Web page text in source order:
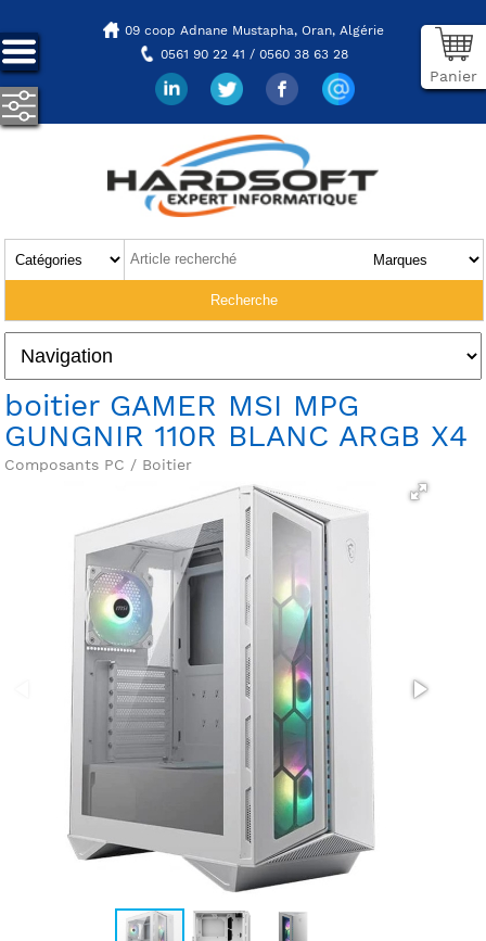
09 coop Adnane Mustapha, Oran, Algérie
0561 90 22 41 / 0560 38 63 28
Panier
boitier GAMER MSI MPG
GUNGNIR 110R BLANC ARGB X4
Composants PC / Boitier